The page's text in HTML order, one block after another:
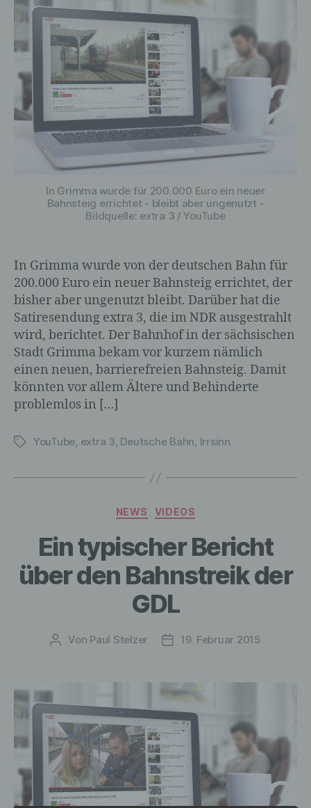
In Grimma wurde für 200.000 Euro ein neuer
Bahnsteig errichtet - bleibt aber ungenutzt -
Bildquelle: extra 3 / YouTube
In Grimma wurde von der deutschen Bahn für
200.000 Euro ein neuer Bahnsteig errichtet, der
bisher aber ungenutzt bleibt. Darüber hat die
Satiresendung extra 3, die im NDR ausgestrahlt
wird, berichtet. Der Bahnhof in der sächsischen
Stadt Grimma bekam vor kurzem nämlich
einen neuen, barrierefreien Bahnsteig. Damit
könnten vor allem Ältere und Behinderte
problemlos in […]
Schlagwörter
YouTube, extra 3, Deutsche Bahn, Irrsinn
Kategorien
NEWS VIDEOS
Ein typischer Bericht
über den Bahnstreik der
GDL
Beitragsautor
Von Paul Stelzer Veröffentlichungsdatum
19. Februar 2015